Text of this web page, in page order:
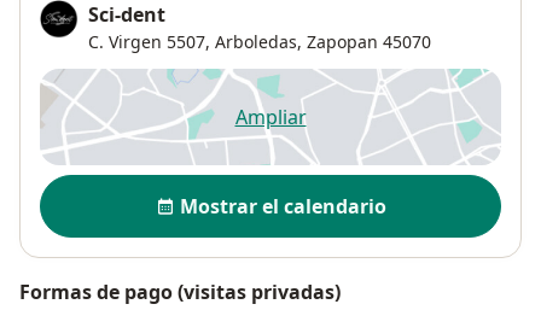
Sci-dent
C. Virgen 5507, Arboledas, Zapopan 45070
Ampliarse abre en una nueva
Disponibilidad
Mostrar el calendario
Formas de pago (visitas privadas)